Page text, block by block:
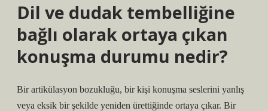
Dil ve dudak tembelliğine
bağlı olarak ortaya çıkan
konuşma durumu nedir?
Bir artikülasyon bozukluğu, bir kişi konuşma seslerini yanlış
veya eksik bir şekilde yeniden ürettiğinde ortaya çıkar. Bir